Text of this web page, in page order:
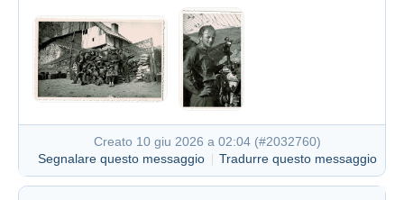
Creato 10 giu 2026 a 02:04 (#2032760)
Segnalare questo messaggio
Tradurre questo messaggio